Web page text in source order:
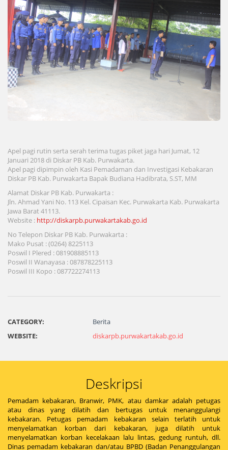
Apel pagi rutin serta serah terima tugas piket jaga hari Jumat, 12
Januari 2018 di Diskar PB Kab. Purwakarta.
Apel pagi dipimpin oleh Kasi Pemadaman dan Investigasi Kebakaran
Diskar PB Kab. Purwakarta Bapak Budiana Hadibrata, S.ST, MM
Alamat Diskar PB Kab. Purwakarta :
Jln. Ahmad Yani No. 113 Kel. Cipaisan Kec. Purwakarta Kab. Purwakarta
Jawa Barat 41113.
Website : http://diskarpb.purwakartakab.go.id
No Telepon Diskar PB Kab. Purwakarta :
Mako Pusat : (0264) 8225113
Poswil I Plered : 081908885113
Poswil II Wanayasa : 087878225113
Poswil III Kopo : 087722274113
CATEGORY:
Berita
WEBSITE:
diskarpb.purwakartakab.go.id
Deskripsi
Pemadam kebakaran, Branwir, PMK, atau damkar adalah petugas
atau dinas yang dilatih dan bertugas untuk menanggulangi
kebakaran. Petugas pemadam kebakaran selain terlatih untuk
menyelamatkan korban dari kebakaran, juga dilatih untuk
menyelamatkan korban kecelakaan lalu lintas, gedung runtuh, dll.
Dinas pemadam kebakaran dan/atau BPBD (Badan Penanggulangan